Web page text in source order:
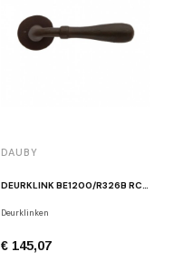
DAUBY
DEURKLINK BE1200/R326B RC ROEST
Deurklinken
€ 145,07